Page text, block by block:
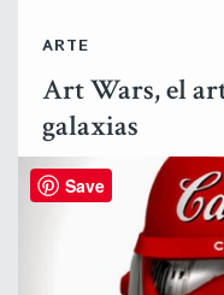
ARTE
Art Wars, el
galaxias
Save